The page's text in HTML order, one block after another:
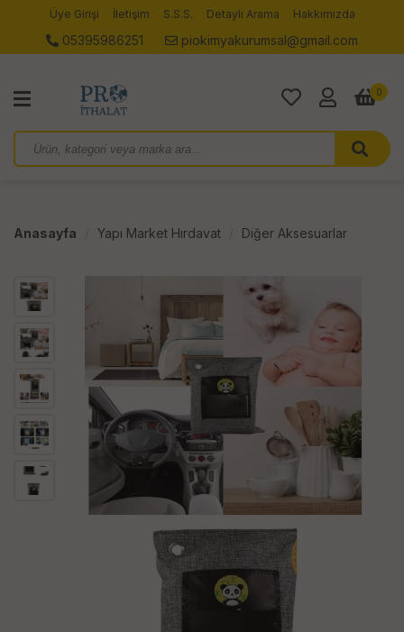
Üye Girişi İletişim S.S.S. Detaylı Arama Hakkımızda
05395986251 piokimyakurumsal@gmail.com
0
Anasayfa Yapı Market Hırdavat Diğer Aksesuarlar